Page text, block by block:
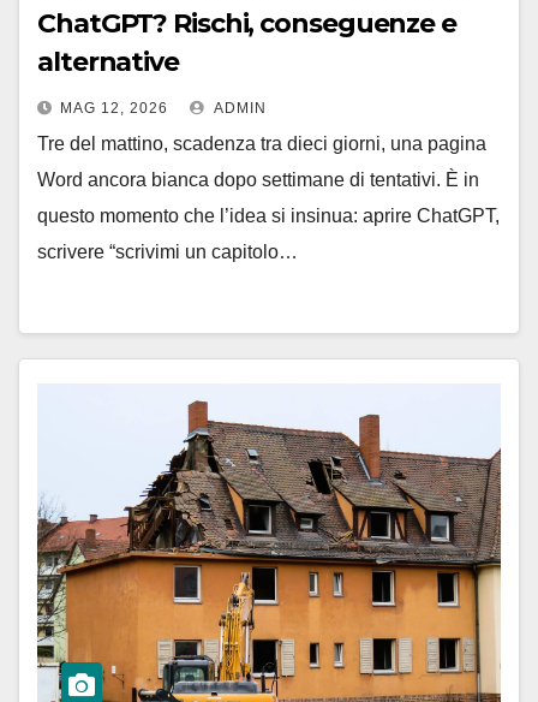
ChatGPT? Rischi, conseguenze e
alternative
MAG 12, 2026 ADMIN
Tre del mattino, scadenza tra dieci giorni, una pagina
Word ancora bianca dopo settimane di tentativi. È in
questo momento che l’idea si insinua: aprire ChatGPT,
scrivere “scrivimi un capitolo…